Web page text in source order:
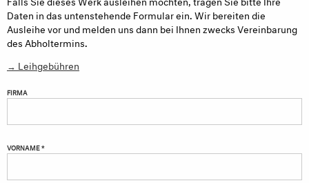
Daten in das untenstehende Formular ein. Wir bereiten die
Ausleihe vor und melden uns dann bei Ihnen zwecks Vereinbarung
des Abholtermins.
→ Leihgebühren
FIRMA
VORNAME *